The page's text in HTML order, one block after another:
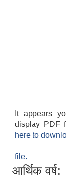
It appears
display PDF
here to
file.
आर्थिक वर्ष: